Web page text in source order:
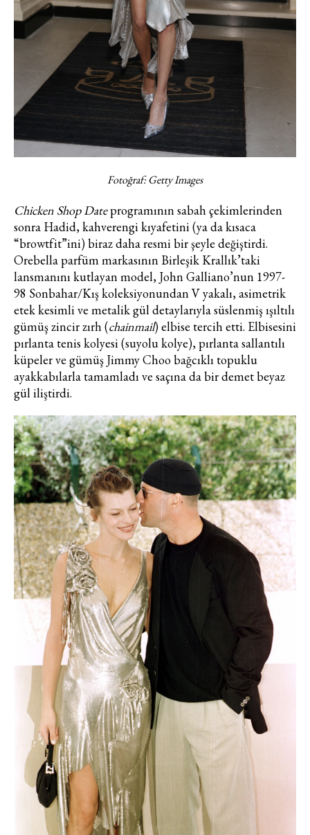
Haftalık E-Bülten
Moda dünyasında neler oluyor? Yeni
fikirler, öne çıkan koleksiyonlar, en
vogue trendler, ünlülerden güzelllik
sırları ve en popüler partilerden
haberdar olmak için haftalık e-
bültenimize kaydolun.
Fotoğraf: Getty Images
Chicken Shop Dateprogramının sabah çekimlerinden
sonra Hadid, kahverengi kıyafetini (ya da kısaca
“browtfit”ini) biraz daha resmi bir şeyle değiştirdi.
Orebella parfüm markasının Birleşik Krallık’taki
lansmanını kutlayan model, John Galliano’nun 1997-
98 Sonbahar/Kış koleksiyonundan V yakalı, asimetrik
etek kesimli ve metalik gül detaylarıyla süslenmiş ışıltılı
gümüş zincir zırh (chainmail) elbise tercih etti. Elbisesini
pırlanta tenis kolyesi (suyolu kolye), pırlanta sallantılı
küpeler ve gümüş Jimmy Choo bağcıklı topuklu
ayakkabılarla tamamladı ve saçına da bir demet beyaz
gül iliştirdi.